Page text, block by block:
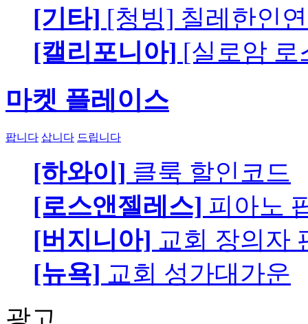
[기타] [청빙] 칠레한인
[캘리포니아] [실로암 로
마켓 플레이스
팝니다 삽니다 드립니다
[하와이] 클룩 할인코드
[로스앤젤레스] 피아노
[버지니아] 교회 장의자
[뉴욕] 교회 성가대가운
광고